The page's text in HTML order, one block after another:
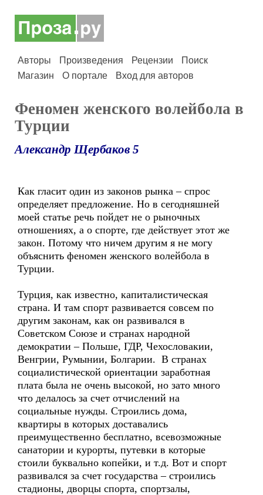
Авторы Произведения Рецензии
Поиск
Магазин
О портале Вход для авторов
Феномен женского волейбола в
Турции
Александр Щербаков 5
Как гласит один из законов рынка – спрос
определяет предложение. Но в сегодняшней
моей статье речь пойдет не о рыночных
отношениях, а о спорте, где действует этот же
закон. Потому что ничем другим я не могу
объяснить феномен женского волейбола в
Турции.
Турция, как известно, капиталистическая
страна. И там спорт развивается совсем по
другим законам, как он развивался в
Советском Союзе и странах народной
демократии – Польше, ГДР, Чехословакии,
Венгрии, Румынии, Болгарии. В странах
социалистической ориентации заработная
плата была не очень высокой, но зато много
что делалось за счет отчислений на
социальные нужды. Строились дома,
квартиры в которых доставались
преимущественно бесплатно, всевозможные
санатории и курорты, путевки в которые
стоили буквально копейки, и т.д. Вот и спорт
развивался за счет государства – строились
стадионы, дворцы спорта, спортзалы,